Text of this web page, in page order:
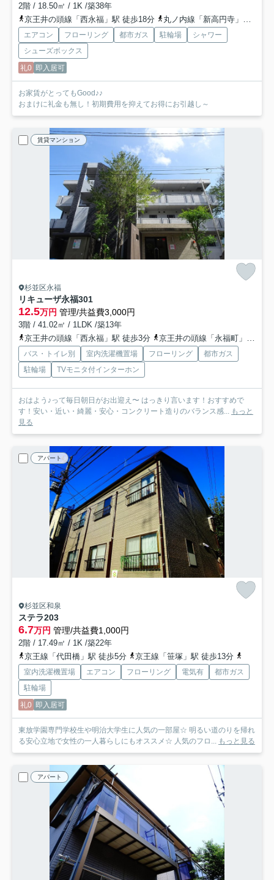
2階 / 18.50㎡ / 1K /築38年
京王井の頭線「西永福」駅 徒歩18分
丸ノ内線「新高円寺」駅 徒歩21分
エアコン フローリング 都市ガス 駐輪場
シャワー
シューズボックス
礼0 即入居可
お家賃がとってもGood♪♪
おまけに礼金も無し！初期費用を抑えてお得にお引越し～
賃貸マンション
杉並区永福
リキューザ永福301
12.5万円 管理/共益費3,000円
3階 / 41.02㎡ / 1LDK /築13年
京王井の頭線「西永福」駅 徒歩3分
京王井の頭線「永福町」駅 徒歩13分
バス・トイレ別 室内洗濯機置場 フローリング
都市ガス
駐輪場
TVモニタ付インターホン
おはよう♪って毎日朝日がお出迎え〜 はっきり言います！おすすめで
す！安い・近い・綺麗・安心・コンクリート造りのバランス感... もっと
見る
アパート
杉並区和泉
ステラ203
6.7万円 管理/共益費1,000円
2階 / 17.49㎡ / 1K /築22年
京王線「代田橋」駅 徒歩5分
京王線「笹塚」駅 徒歩13分
室内洗濯機置場 エアコン フローリング 電気有
都市ガス
駐輪場
礼0 即入居可
東放学園専門学校生や明治大学生に人気の一部屋☆ 明るい道のりを帰れ
る安心立地で女性の一人暮らしにもオススメ☆ 人気のフロ... もっと見る
アパート